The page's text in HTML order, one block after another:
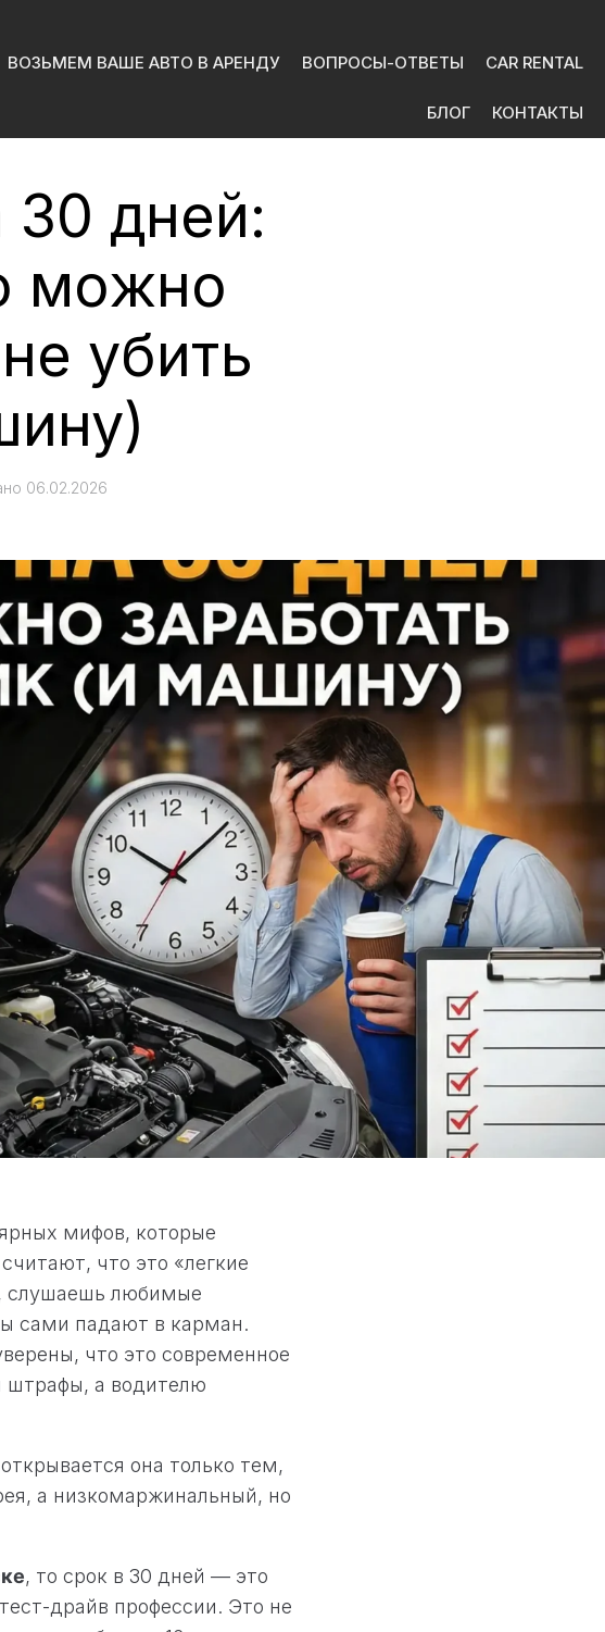
ВОЗЬМЕМ ВАШЕ АВТО В АРЕНДУ ВОПРОСЫ-ОТВЕТЫ CAR RENTAL
БЛОГ КОНТАКТЫ
30 дней:
можно
убить
06.02.2026
мифов, которые
что это «легкие
слушаешь любимые
сами падают в карман.
что это современное
штрафы, а водителю
она только тем,
а низкомаржинальный, но
, то срок в 30 дней — это
драйв профессии. Это не